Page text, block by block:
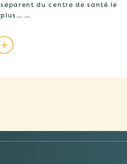
séparent du centre de santé le
plus… …